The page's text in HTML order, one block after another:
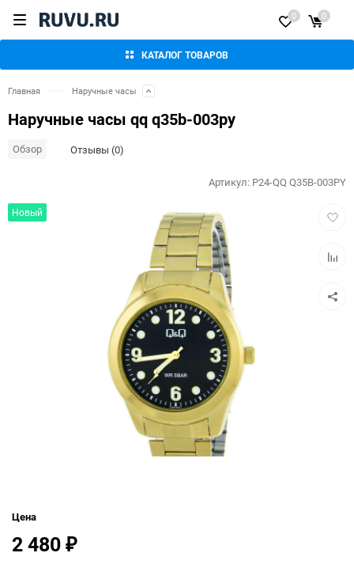
КАТАЛОГ ТОВАРОВ
0 0
Главная Наручные часы
Наручные часы qq q35b-003py
Обзор Отзывы (0)
Новый
Артикул: P24-QQ Q35B-003PY
Цена
2 480 ₽